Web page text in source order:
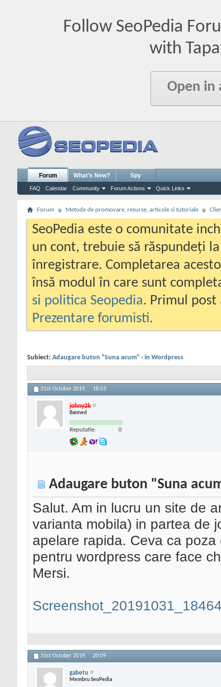
Follow SeoPedia
with
Open in
Forum
FAQ Calendar Community Forum Actions Quick Links
What's New? Spy
Forum Metode de promovare, resurse, articole si tutoriale
SeoPedia este o comunitate
un cont, trebuie să răspundeți
înregistrare. Completarea
însă modul în care sunt
si politica Seopedia. Primul
Prezentare forumisti.
Subiect: Adaugare buton "Suna acum" - in Wordpress
31st October 2019, 18:53
johny2k
Banned
Reputatie: 0
Adaugare buton "Suna
Salut. Am in lucru un site de
varianta mobila) in partea de
apelare rapida. Ceva ca
pentru wordpress care face
Mersi.
31st October 2019, 20:09
gabetu
Membru SeoPedia